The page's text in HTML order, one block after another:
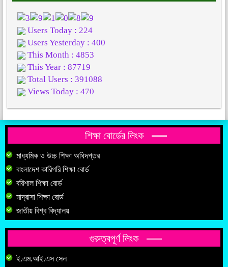
Users Today : 224
Users Yesterday : 400
This Month : 4853
This Year : 87719
Total Users : 391088
Views Today : 470
শিক্ষা বোর্ডের লিংক
মাধ্যমিক ও উচ্চ শিক্ষা অধিদপ্তর
বাংলাদেশ কারিগরি শিক্ষা বোর্ড
বরিশাল শিক্ষা বোর্ড
মাদ্রাসা শিক্ষা বোর্ড
জাতীয় বিশ্ব বিদ্যালয়
গুরুত্বপূর্ণ লিংক
ই.এম.আই.এস সেল